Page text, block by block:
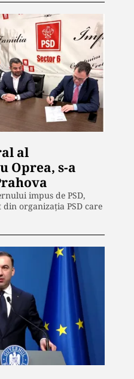
al
Oprea, s-a
impus de PSD,
organizația PSD care